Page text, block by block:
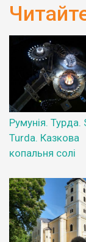
Румунія. Турда.
Turda. Казкова
копальня солі